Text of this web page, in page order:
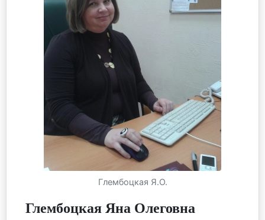
Глембоцкая Я.О.
Глембоцкая Яна Олеговна